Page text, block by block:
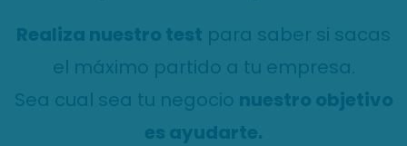
Realiza nuestro test para saber si sacas
el máximo partido a tu empresa.
Sea cual sea tu negocio nuestro objetivo
es ayudarte.